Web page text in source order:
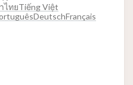
ไทยTiếng Việt
DeutschFrançais